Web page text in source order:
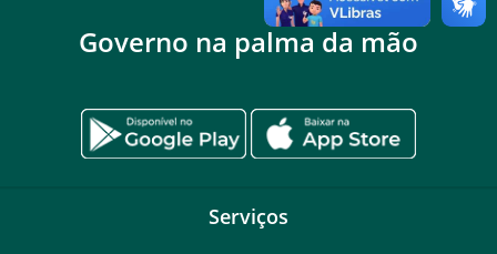
Governo na palma da mão
Serviços